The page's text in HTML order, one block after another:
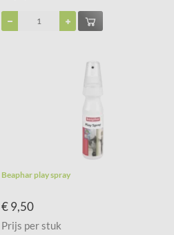
Beaphar play spray
€ 9,50
Prijs per stuk